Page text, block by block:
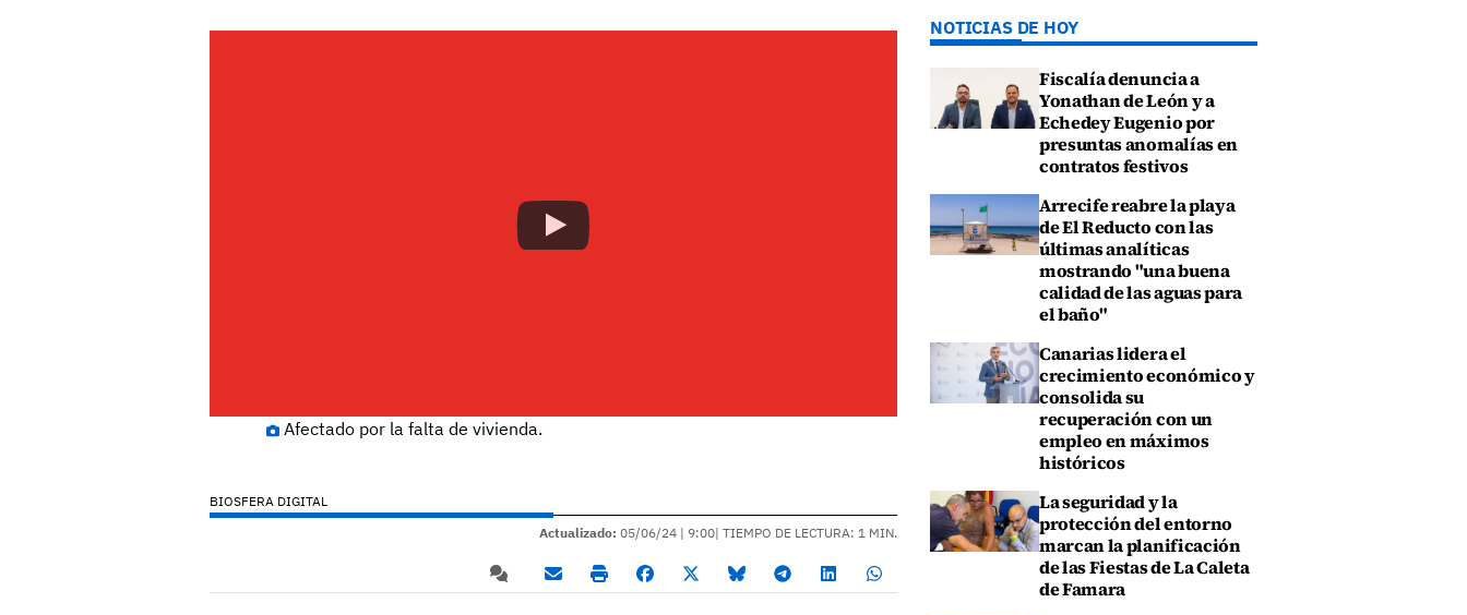
Afectado por la falta de vivienda.
BIOSFERA DIGITAL
Actualizado: 05/06/24 | 9:00| TIEMPO DE LECTURA: 1 MIN.
NOTICIAS DE HOY
Fiscalía denuncia a
Yonathan de León y a
Echedey Eugenio por
presuntas anomalías en
contratos festivos
Arrecife reabre la playa
de El Reducto con las
últimas analíticas
mostrando "una buena
calidad de las aguas para
el baño"
Canarias lidera el
crecimiento económico y
consolida su
recuperación con un
empleo en máximos
históricos
La seguridad y la
protección del entorno
marcan la planificación
de las Fiestas de La Caleta
de Famara